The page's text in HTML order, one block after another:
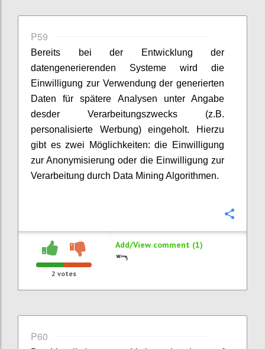
P59
Bereits bei der Entwicklung der
datengenerierenden Systeme wird die
Einwilligung zur Verwendung der generierten
Daten für spätere Analysen unter Angabe
desder Verarbeitungszwecks (z.B.
personalisierte Werbung) eingeholt. Hierzu
gibt es zwei Möglichkeiten: die Einwilligung
zur Anonymisierung oder die Einwilligung zur
Verarbeitung durch Data Mining Algorithmen.
2 votes
Add/View comment (1)
P60